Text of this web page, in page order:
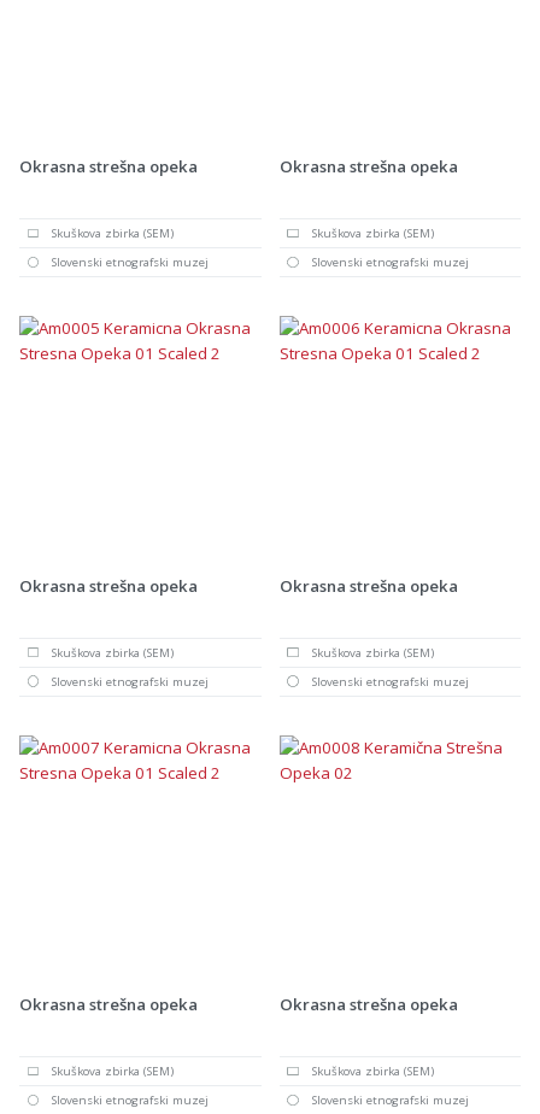
Okrasna strešna opeka
Skuškova zbirka (SEM)
Slovenski etnografski muzej
Okrasna strešna opeka
Skuškova zbirka (SEM)
Slovenski etnografski muzej
Okrasna strešna opeka
Skuškova zbirka (SEM)
Slovenski etnografski muzej
Okrasna strešna opeka
Skuškova zbirka (SEM)
Slovenski etnografski muzej
Okrasna strešna opeka
Skuškova zbirka (SEM)
Slovenski etnografski muzej
Okrasna strešna opeka
Skuškova zbirka (SEM)
Slovenski etnografski muzej